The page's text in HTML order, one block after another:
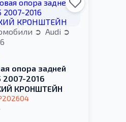
Audi
опора задней
2007-2016
КРОНШТЕЙН